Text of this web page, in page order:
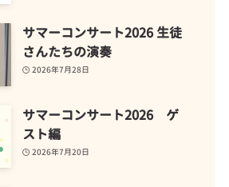
サマーコンサート2026 生徒
さんたちの演奏
2026年7月28日
サマーコンサート2026 ゲ
スト編
2026年7月20日